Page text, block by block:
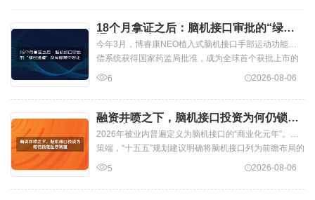
18个月拿证之后：脑机接口审批的“绿色
通道”没有想象中好走
今年3月，博睿康NEO植入式脑机接口手部运动功能代
偿系统获得国家药监局批准，成为全球首个获批上市的
侵入式脑机接口三类医疗器械。从递交申...
6 2026-08-06
融资井喷之下，脑机接口投资为何仍锁定
医疗赛道
2026年被业内普遍定义为脑机接口的“商业化元年”。政
策端，“十五五”规划建议明确将脑机接口列为前瞻布局的
六大未来产业之一，今年政府工...
5 2026-08-06